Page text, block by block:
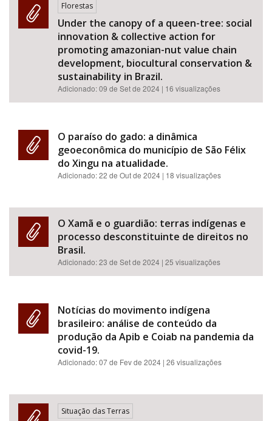
Subtema
Área de Levantamento
Área Protegida
Florestas
Under the canopy of a queen-tree: social
innovation & collective action for
promoting amazonian-nut value chain
development, biocultural conservation &
sustainability in Brazil.
Adicionado:09 de Set de 2024 | 16 visualizações
O paraíso do gado: a dinâmica
geoeconômica do município de São Félix
do Xingu na atualidade.
Adicionado:22 de Out de 2024 | 18 visualizações
O Xamã e o guardião: terras indígenas e
processo desconstituinte de direitos no
Brasil.
Adicionado:23 de Set de 2024 | 25 visualizações
Notícias do movimento indígena
brasileiro: análise de conteúdo da
produção da Apib e Coiab na pandemia da
covid-19.
Adicionado:07 de Fev de 2024 | 26 visualizações
Situação das Terras